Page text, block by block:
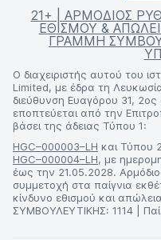
21+ | ΑΡΜΟΔΙΟΣ
ΕΘΙΣΜΟΥ &
ΓΡΑΜΜΗ
Ο διαχειριστής αυτού του
Limited, με έδρα τη
διεύθυνση Ευαγόρου 31,
εποπτεύεται από την
βάσει της άδειας Τύπου 1:
HGC–000003–LH και Τύπου
HGC–000004–LH, με
έως την 21.05.2028.
συμμετοχή στα παίγνια
κίνδυνο εθισμού και
ΣΥΜΒΟΥΛΕΥΤΙΚΗΣ: 1114 |